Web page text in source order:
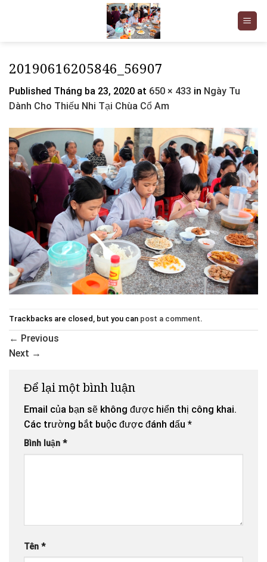
20190616205846_56907
Published Tháng ba 23, 2020 at 650 × 433 in Ngày Tu
Dành Cho Thiếu Nhi Tại Chùa Cổ Am
Trackbacks are closed, but you can post a comment.
← Previous
Next →
Để lại một bình luận
Email của bạn sẽ không được hiển thị công khai.
Các trường bắt buộc được đánh dấu *
Bình luận *
Tên *